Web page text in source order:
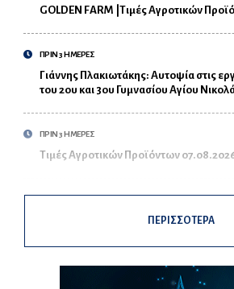
GOLDEN FARM |Τιμές Αγροτικών
ΠΡΙΝ 3 ΗΜΕΡΕΣ
Γιάννης Πλακιωτάκης: Αυτοψία στις
του 2ου και 3ου Γυμνασίου Αγίου
ΠΡΙΝ 3 ΗΜΕΡΕΣ
Τιμές Αγροτικών Προϊόντων
ΠΕΡΙΣΣΟΤΕΡΑ